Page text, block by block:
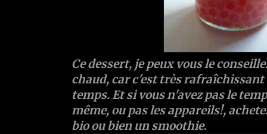
Ce dessert, je peux vous le
chaud, car c'est très rafraîchissant
temps. Et si vous n'avez pas le
même, ou pas les appareils!,
bio ou bien un smoothie.